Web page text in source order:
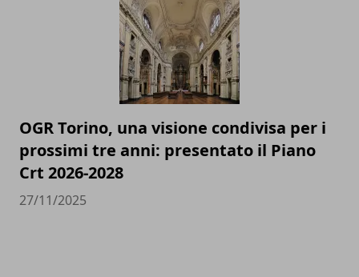
OGR Torino, una visione condivisa per i
prossimi tre anni: presentato il Piano
Crt 2026-2028
27/11/2025